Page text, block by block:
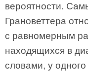
вероятности.
Грановеттера
с равномерным
находящихся в
словами, у